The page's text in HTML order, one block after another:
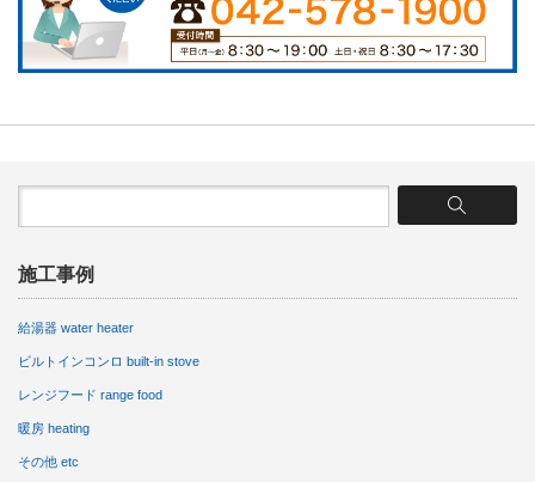
施工事例
給湯器 water heater
ビルトインコンロ built-in stove
レンジフード range food
暖房 heating
その他 etc